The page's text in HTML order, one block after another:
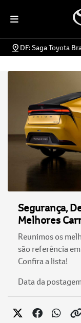
DF: Saga Toyota
Segurança,
Melhores
Reunimos os
são referência
Confira a lista!
Data da